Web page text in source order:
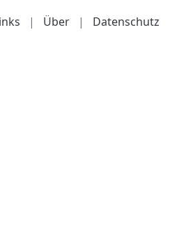
| Über | Datenschutz